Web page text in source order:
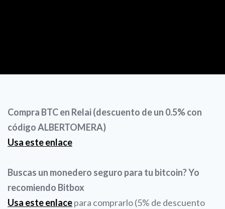
Compra BTC en Relai (descuento de un 0.5% con
código ALBERTOMERA)
Usa este enlace
Buscas un monedero seguro para tu bitcoin? Yo
recomiendo Bitbox
Usa este enlacepara comprarlo (5% de descuento